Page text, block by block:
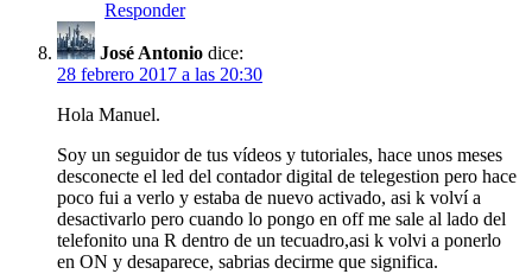
Responder
José Antonio dice:
28 febrero 2017 a las 20:30
Hola Manuel.
Soy un seguidor de tus vídeos y tutoriales, hace unos meses
desconecte el led del contador digital de telegestion pero hace
poco fui a verlo y estaba de nuevo activado, asi k volví a
desactivarlo pero cuando lo pongo en off me sale al lado del
telefonito una R dentro de un tecuadro,asi k volvi a ponerlo
en ON y desaparece, sabrias decirme que significa.